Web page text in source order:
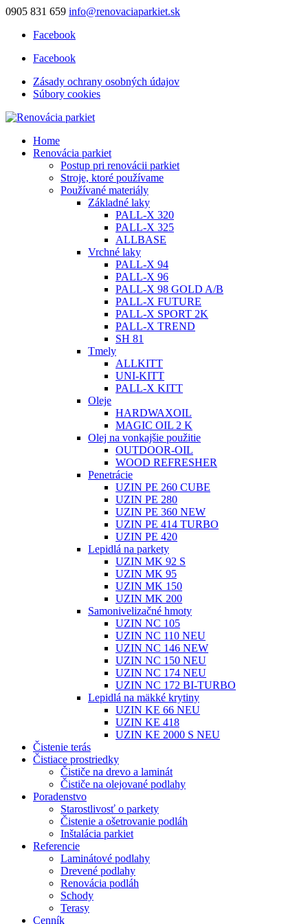
0905 831 659 info@renovaciaparkiet.sk
Facebook
Facebook
Zásady ochrany osobných údajov
Súbory cookies
Home
Renovácia parkiet
Postup pri renovácii parkiet
Stroje, ktoré používame
Používané materiály
Základné laky
PALL-X 320
PALL-X 325
ALLBASE
Vrchné laky
PALL-X 94
PALL-X 96
PALL-X 98 GOLD A/B
PALL-X FUTURE
PALL-X SPORT 2K
PALL-X TREND
SH 81
Tmely
ALLKITT
UNI-KITT
PALL-X KITT
Oleje
HARDWAXOIL
MAGIC OIL 2 K
Olej na vonkajšie použitie
OUTDOOR-OIL
WOOD REFRESHER
Penetrácie
UZIN PE 260 CUBE
UZIN PE 280
UZIN PE 360 NEW
UZIN PE 414 TURBO
UZIN PE 420
Lepidlá na parkety
UZIN MK 92 S
UZIN MK 95
UZIN MK 150
UZIN MK 200
Samonivelizačné hmoty
UZIN NC 105
UZIN NC 110 NEU
UZIN NC 146 NEW
UZIN NC 150 NEU
UZIN NC 174 NEU
UZIN NC 172 BI-TURBO
Lepidlá na mäkké krytiny
UZIN KE 66 NEU
UZIN KE 418
UZIN KE 2000 S NEU
Čistenie terás
Čistiace prostriedky
Čističe na drevo a laminát
Čističe na olejované podlahy
Poradenstvo
Starostlivosť o parkety
Čistenie a ošetrovanie podláh
Inštalácia parkiet
Referencie
Laminátové podlahy
Drevené podlahy
Renovácia podláh
Schody
Terasy
Cenník